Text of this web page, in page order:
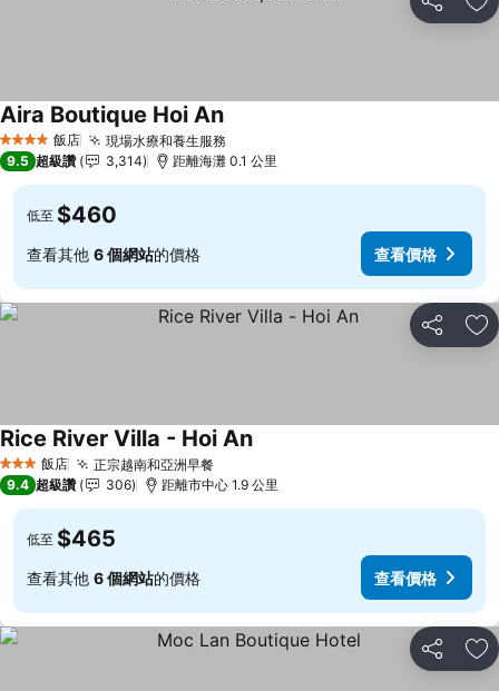
分享 加
4 星級 飯店 現場水療和養生服務
Aira Boutique Hoi An
9.5 超級讚 3,314 距離海灘 0.1 公里
低至 $460
查看其他 6 個網站的價格 查看價格
分享 加
3 星級 飯店 正宗越南和亞洲早餐
Rice River Villa - Hoi An
9.4 超級讚 306 距離市中心 1.9 公里
低至 $465
查看其他 6 個網站的價格 查看價格
分享 加